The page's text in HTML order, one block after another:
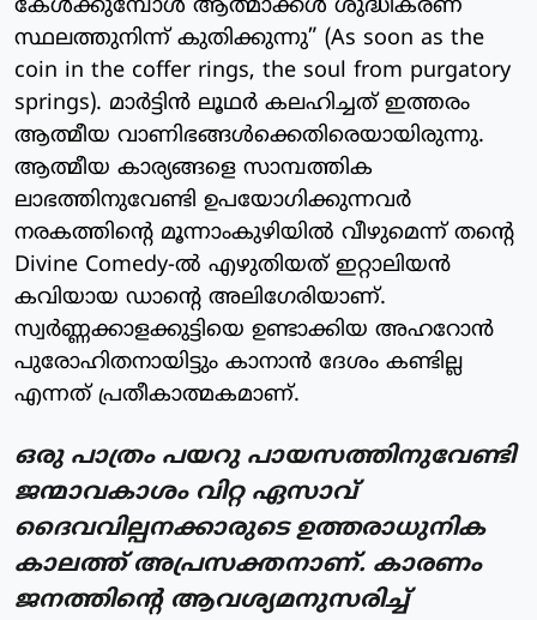
കേൾക്കുമ്പോൾ ആത്മാക്കൾ ശുദ്ധീകരണ
സ്ഥലത്തുനിന്ന് കുതിക്കുന്നു” (As soon as the
coin in the coffer rings, the soul from purgatory
springs). മാർട്ടിൻ ലൂഥർ കലഹിച്ചത് ഇത്തരം
ആത്മീയ വാണിഭങ്ങൾക്കെതിരെയായിരുന്നു.
ആത്മീയ കാര്യങ്ങളെ സാമ്പത്തിക
ലാഭത്തിനുവേണ്ടി ഉപയോഗിക്കുന്നവർ
നരകത്തിന്റെ മൂന്നാംകുഴിയിൽ വീഴുമെന്ന് തന്റെ
Divine Comedy-ൽ എഴുതിയത് ഇറ്റാലിയൻ
കവിയായ ഡാന്റെ അലിഗേരിയാണ്.
സ്വർണ്ണക്കാളക്കുട്ടിയെ ഉണ്ടാക്കിയ അഹറോൻ
പുരോഹിതനായിട്ടും കാനാൻ ദേശം കണ്ടില്ല
എന്നത് പ്രതീകാത്മകമാണ്.
ഒരു പാത്രം പയറു പായസത്തിനുവേണ്ടി
ജന്മാവകാശം വിറ്റ ഏസാവ്
ദൈവവില്പനക്കാരുടെ ഉത്തരാധുനിക
കാലത്ത് അപ്രസക്തനാണ്. കാരണം
ജനത്തിന്റെ ആവശ്യമനുസരിച്ച്